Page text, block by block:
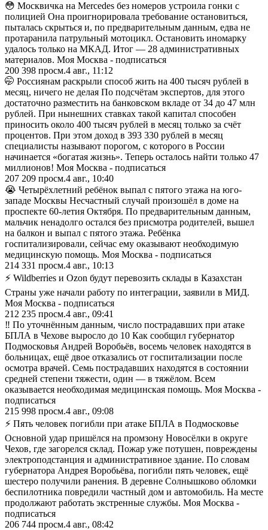
😳 Москвичка на Mercedes без номеров устроила гонки с
полицией Она проигнорировала требование остановиться,
пыталась скрыться и, по предварительным данным, едва не
протаранила патрульный мотоцикл. Остановить иномарку
удалось только на МКАД. Итог — 28 административных
материалов. Моя Москва - подписаться
200 398 просм.4 авг., 11:12
🤭 Россиянам раскрыли способ жить на 400 тысяч рублей в
месяц, ничего не делая По подсчётам экспертов, для этого
достаточно разместить на банковском вкладе от 34 до 47 млн
рублей. При нынешних ставках такой капитал способен
приносить около 400 тысяч рублей в месяц только за счёт
процентов. При этом доход в 393 330 рублей в месяц
специалисты называют порогом, с которого в России
начинается «богатая жизнь». Теперь осталось найти только 47
миллионов! Моя Москва - подписаться
207 209 просм.4 авг., 10:40
😭 Четырёхлетний ребёнок выпал с пятого этажа на юго-
западе Москвы Несчастный случай произошёл в доме на
проспекте 60-летия Октября. По предварительным данным,
мальчик ненадолго остался без присмотра родителей, вышел
на балкон и выпал с пятого этажа. Ребёнка
госпитализировали, сейчас ему оказывают необходимую
медицинскую помощь. Моя Москва - подписаться
214 331 просм.4 авг., 10:13
⚡ Wildberries и Ozon будут перевозить склады в Казахстан
Страны уже начали работу по интеграции, заявили в МИД.
Моя Москва - подписаться
212 235 просм.4 авг., 09:41
‼️ По уточнённым данным, число пострадавших при атаке
БПЛА в Чехове выросло до 10 Как сообщил губернатор
Подмосковья Андрей Воробьёв, восемь человек находятся в
больницах, ещё двое отказались от госпитализации после
осмотра врачей. Семь пострадавших находятся в состоянии
средней степени тяжести, один — в тяжёлом. Всем
оказывается необходимая медицинская помощь. Моя Москва -
подписаться
215 998 просм.4 авг., 09:08
⚡️ Пять человек погибли при атаке БПЛА в Подмосковье
Основной удар пришёлся на промзону Новосёлки в округе
Чехов, где загорелся склад. Пожар уже потушен, повреждены
электроподстанция и административное здание. По словам
губернатора Андрея Воробьёва, погибли пять человек, ещё
шестеро получили ранения. В деревне Солнышково обломки
беспилотника повредили частный дом и автомобиль. На месте
продолжают работать экстренные службы. Моя Москва -
подписаться
206 744 просм.4 авг., 08:42